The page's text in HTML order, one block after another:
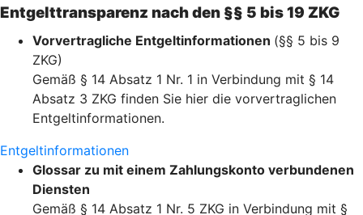
Entgelttransparenz nach den §§ 5 bis 19 ZKG
Vorvertragliche Entgeltinformationen (§§ 5 bis 9
ZKG)
Gemäß § 14 Absatz 1 Nr. 1 in Verbindung mit § 14
Absatz 3 ZKG finden Sie hier die vorvertraglichen
Entgeltinformationen.
Entgeltinformationen
Glossar zu mit einem Zahlungskonto verbundenen
Diensten
Gemäß § 14 Absatz 1 Nr. 5 ZKG in Verbindung mit §